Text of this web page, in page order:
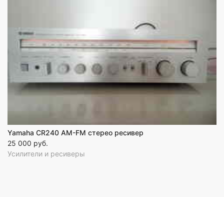
Yamaha CR240 AM-FM стерео ресивер
25 000 руб.
Усилители и ресиверы